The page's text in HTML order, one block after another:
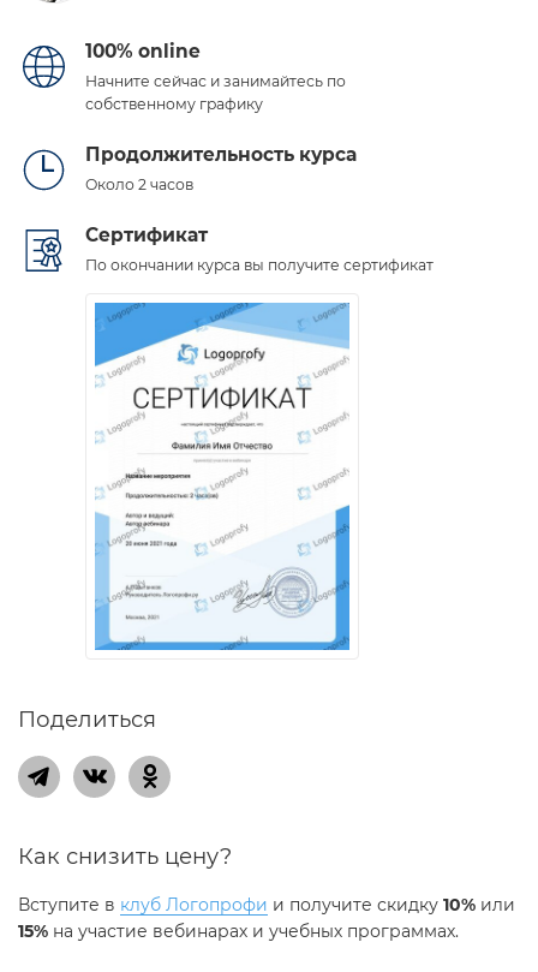
100% online
Начните сейчас и занимайтесь по
собственному графику
Продолжительность курса
Около 2 часов
Сертификат
По окончании курса вы получите сертификат
Поделиться
Как снизить цену?
Вступите в клуб Логопрофи и получите скидку 10% или
15% на участие вебинарах и учебных программах.